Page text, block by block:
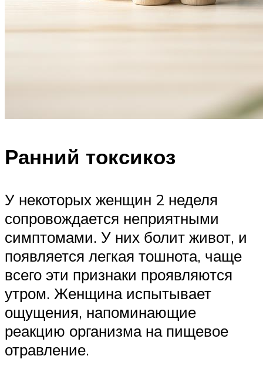
Ранний токсикоз
У некоторых женщин 2 неделя
сопровождается неприятными
симптомами. У них болит живот, и
появляется легкая тошнота, чаще
всего эти признаки проявляются
утром. Женщина испытывает
ощущения, напоминающие
реакцию организма на пищевое
отравление.